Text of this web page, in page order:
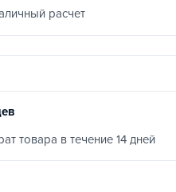
расчет
товара в течение 14 дней